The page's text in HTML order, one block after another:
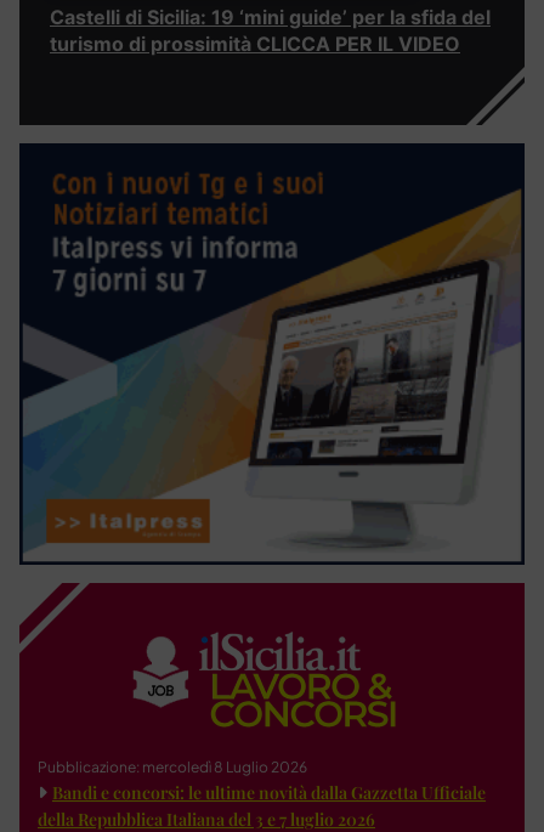
Castelli di Sicilia: 19 ‘mini guide’ per la sfida del
turismo di prossimità CLICCA PER IL VIDEO
Pubblicazione: mercoledì 8 Luglio 2026
Bandi e concorsi: le ultime novità dalla Gazzetta Ufficiale
della Repubblica Italiana del 3 e 7 luglio 2026